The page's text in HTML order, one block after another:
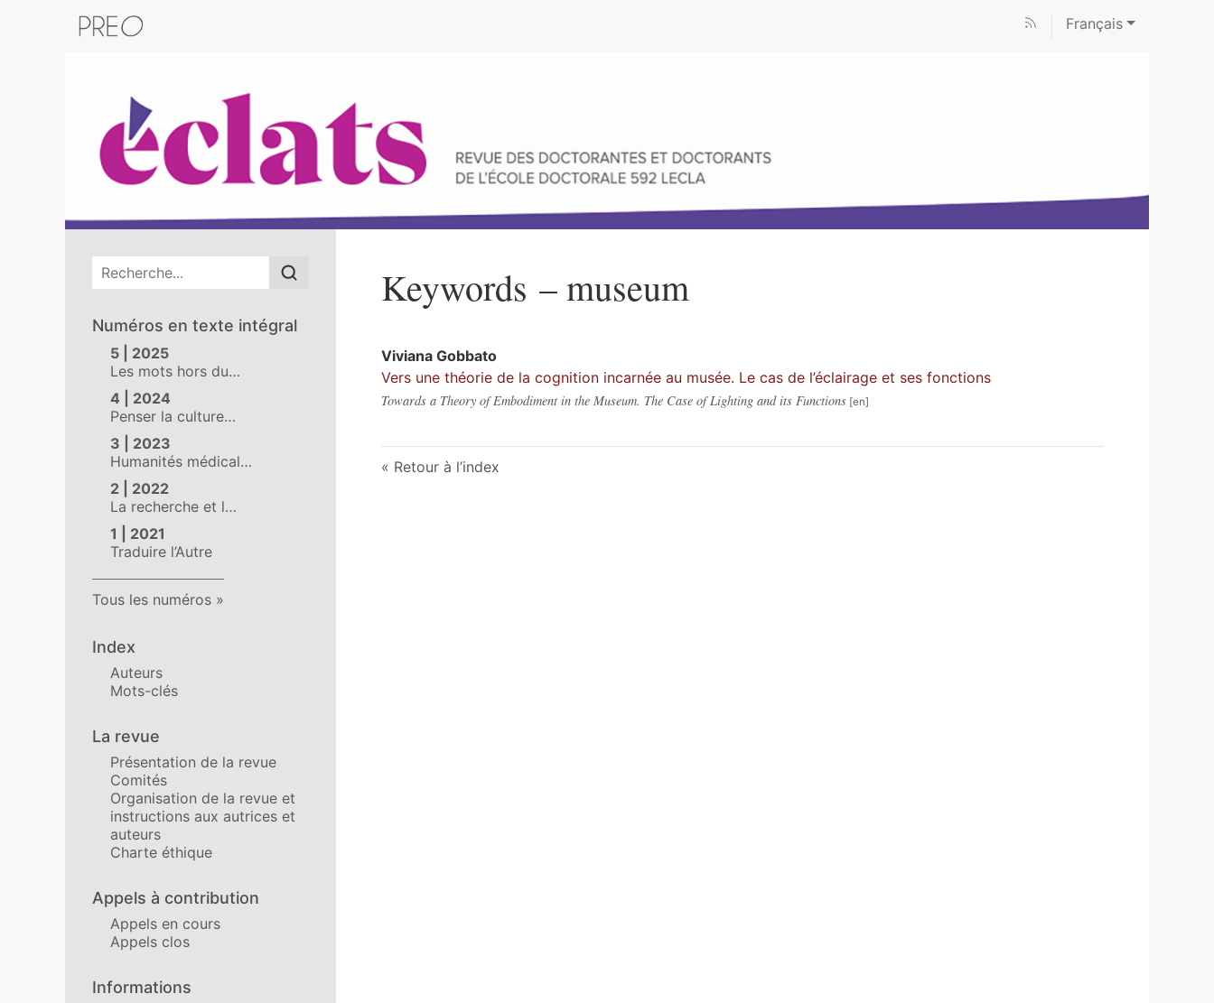
Français
Menu principal
Numéros en texte intégral
5 | 2025
Les mots hors du…
4 | 2024
Penser la culture…
3 | 2023
Humanités médical…
2 | 2022
La recherche et l…
1 | 2021
Traduire l’Autre
Tous les numéros
Index
Auteurs
Mots-clés
La revue
Présentation de la revue
Comités
Organisation de la revue et
instructions aux autrices et
auteurs
Charte éthique
Appels à contribution
Appels en cours
Appels clos
Informations
Keywords – museum
Viviana Gobbato
Vers une théorie de la cognition incarnée au musée. Le cas de l’éclairage et ses fonctions
Towards a Theory of Embodiment in the Museum. The Case of Lighting and its Functions
Retour à l’index